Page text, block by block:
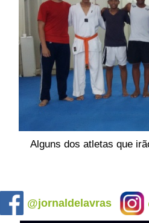
Alguns dos atletas que
@jornaldelavras